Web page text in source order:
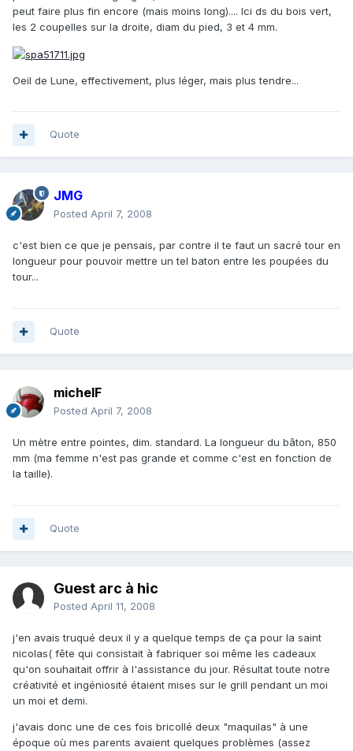
peut faire plus fin encore (mais moins long).... Ici ds du bois vert,
les 2 coupelles sur la droite, diam du pied, 3 et 4 mm.
Oeil de Lune, effectivement, plus léger, mais plus tendre...
Quote
JMG
Posted April 7, 2008
c'est bien ce que je pensais, par contre il te faut un sacré tour en
longueur pour pouvoir mettre un tel baton entre les poupées du
tour...
Quote
michelF
Posted April 7, 2008
Un mètre entre pointes, dim. standard. La longueur du bâton, 850
mm (ma femme n'est pas grande et comme c'est en fonction de
la taille).
Quote
Guest arc à hic
Posted April 11, 2008
j'en avais truqué deux il y a quelque temps de ça pour la saint
nicolas( fête qui consistait à fabriquer soi même les cadeaux
qu'on souhaitait offrir à l'assistance du jour. Résultat toute notre
créativité et ingéniosité étaient mises sur le grill pendant un moi
un moi et demi.
j'avais donc une de ces fois bricollé deux "maquilas" à une
époque où mes parents avaient quelques problèmes (assez